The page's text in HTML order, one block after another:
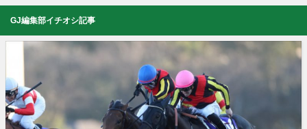
GJ編集部イチオシ記事